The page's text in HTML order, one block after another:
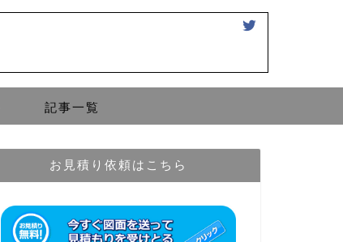
記事一覧
お見積り依頼はこちら